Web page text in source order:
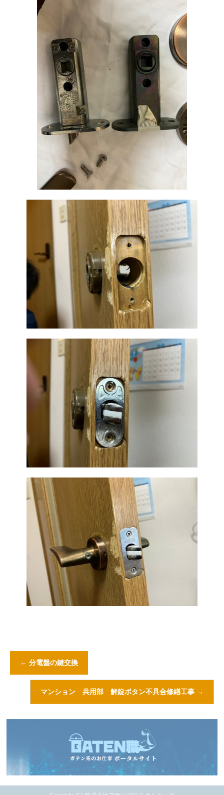
← 分電盤の鍵交換
マンション 共用部 解錠ボタン不具合修繕工事 →